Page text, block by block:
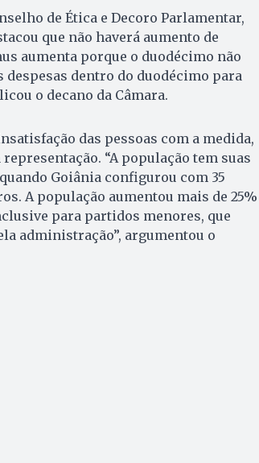
de Ética e Decoro Parlamentar,
que não haverá aumento de
aumenta porque o duodécimo não
despesas dentro do duodécimo para
o decano da Câmara.
das pessoas com a medida,
“A população tem suas
Goiânia configurou com 35
A população aumentou mais de 25%
para partidos menores, que
administração”, argumentou o